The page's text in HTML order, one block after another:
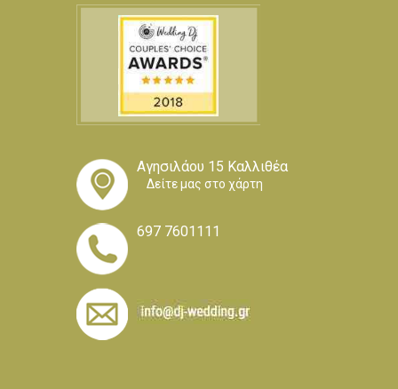
Αγησιλάου 15 Καλλιθέα
Δείτε μας στο χάρτη
697 7601111